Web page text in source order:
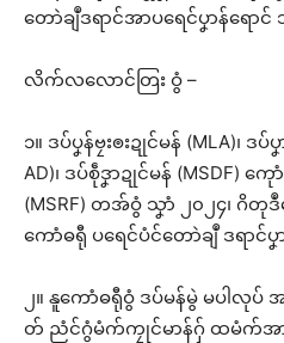
တောဲချဳဒရာင်အာပရေင်ပၞာန်ရေ
လိက်လလောင်တြး ဝွံ –
၁။ ဒပ်ပၞန်ဗၠးၜးဍုင်မန် (MLA)၊ ဒ
AD)၊ ဒပ်စဵုဒၞာဍုင်မန် (MSDF) က
(MSRF) တအ်ဝွံ သၞာံ ၂၀၂၄၊ ဂိတုဒဳဇ
ကောံဓရီု ပရေင်ပံင်တောဲချဳ ဒရာင်ပၞ
၂။ နူကောံဓရီုဝွံ ဒပ်မန်မွဲ မပါ
တ် ညံင်ဂွံမံက်ကၠုင်မာန်ဂှ် ထမံက်အာ